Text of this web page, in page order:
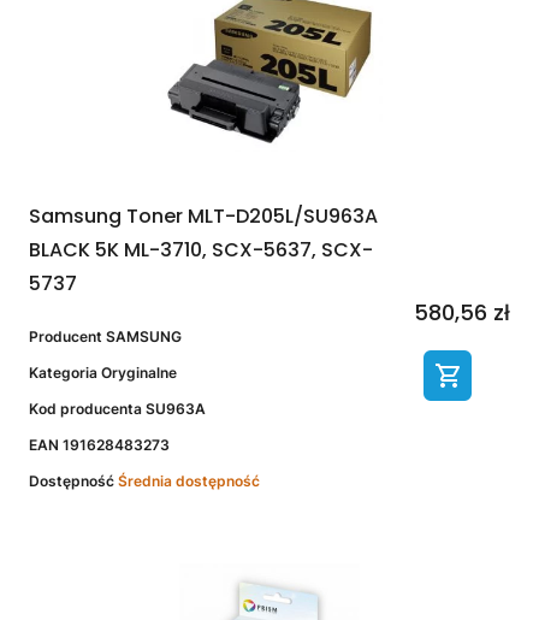
Samsung Toner MLT-D205L/SU963A
BLACK 5K ML-3710, SCX-5637, SCX-
5737
Producent SAMSUNG
Kategoria Oryginalne
Kod producenta SU963A
EAN 191628483273
Dostępność Średnia dostępność
580,56 zł